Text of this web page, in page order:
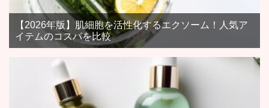
【2026年版】肌細胞を活性化するエクソーム！人気ア
イテムのコスパを比較